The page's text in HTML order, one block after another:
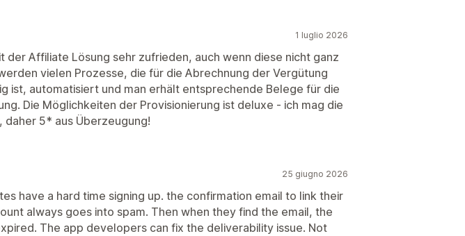
1 luglio 2026
der Affiliate Lösung sehr zufrieden, auch wenn diese nicht ganz
vielen Prozesse, die für die Abrechnung der Vergütung
ist, automatisiert und man erhält entsprechende Belege für die
Die Möglichkeiten der Provisionierung ist deluxe - ich mag die
daher 5* aus Überzeugung!
25 giugno 2026
have a hard time signing up. the confirmation email to link their
always goes into spam. Then when they find the email, the
The app developers can fix the deliverability issue. Not